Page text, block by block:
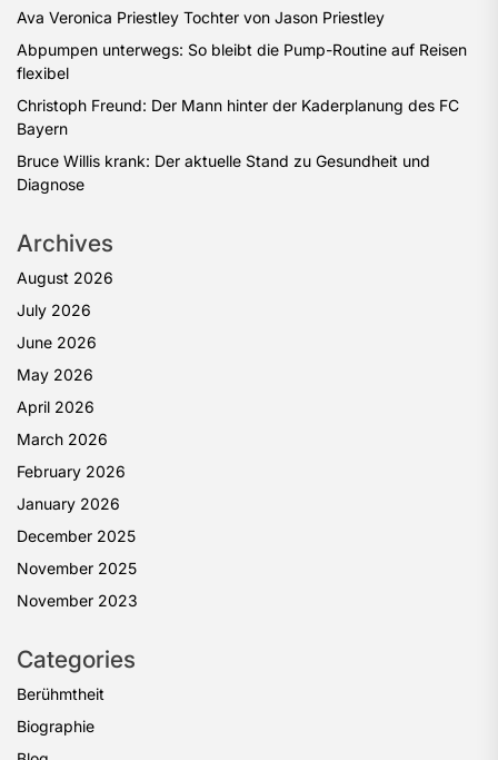
Ava Veronica Priestley Tochter von Jason Priestley
Abpumpen unterwegs: So bleibt die Pump-Routine auf Reisen
flexibel
Christoph Freund: Der Mann hinter der Kaderplanung des FC
Bayern
Bruce Willis krank: Der aktuelle Stand zu Gesundheit und
Diagnose
Archives
August 2026
July 2026
June 2026
May 2026
April 2026
March 2026
February 2026
January 2026
December 2025
November 2025
November 2023
Categories
Berühmtheit
Biographie